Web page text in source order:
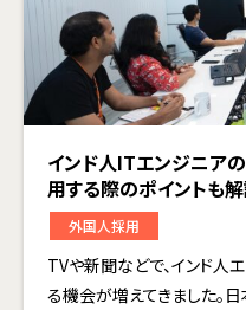
インド人ITエンジニア
用する際のポイントも
外国人採用
TVや新聞などで、インド人
る機会が増えてきました。